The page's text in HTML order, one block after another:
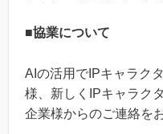
■協業について
AIの活用でIPキャラク
様、新しくIPキャラク
企業様からのご連絡を